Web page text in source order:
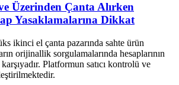
Üzerinden Çanta Alırken
Yasaklamalarına Dikkat
ikinci el çanta pazarında sahte ürün
orijinallik sorgulamalarında hesaplarının
Platformun satıcı kontrolü ve